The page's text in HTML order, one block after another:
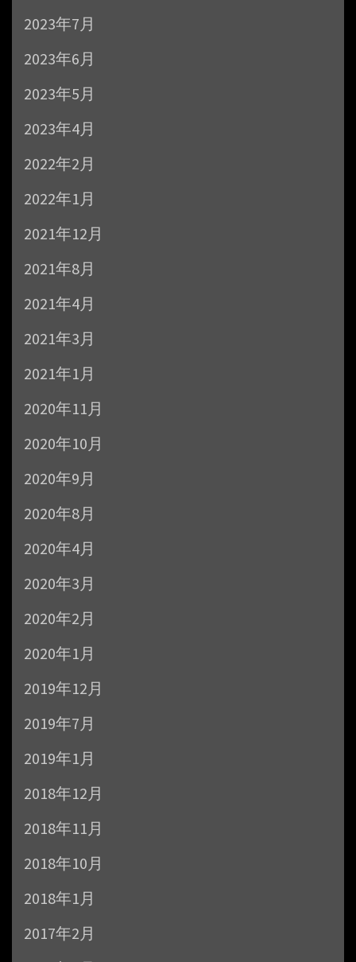
2023年7月
2023年6月
2023年5月
2023年4月
2022年2月
2022年1月
2021年12月
2021年8月
2021年4月
2021年3月
2021年1月
2020年11月
2020年10月
2020年9月
2020年8月
2020年4月
2020年3月
2020年2月
2020年1月
2019年12月
2019年7月
2019年1月
2018年12月
2018年11月
2018年10月
2018年1月
2017年2月